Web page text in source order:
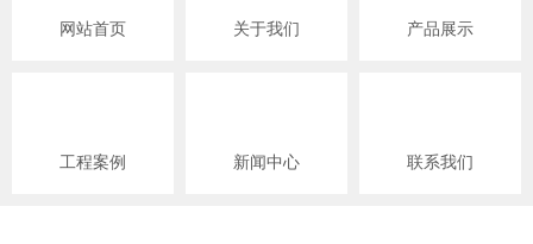
网站首页 关于我们 产品展示
工程案例 新闻中心 联系我们